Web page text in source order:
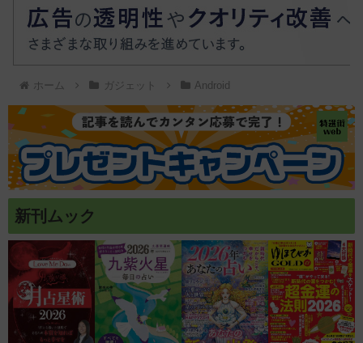
ホーム ガジェット Android
新刊ムック